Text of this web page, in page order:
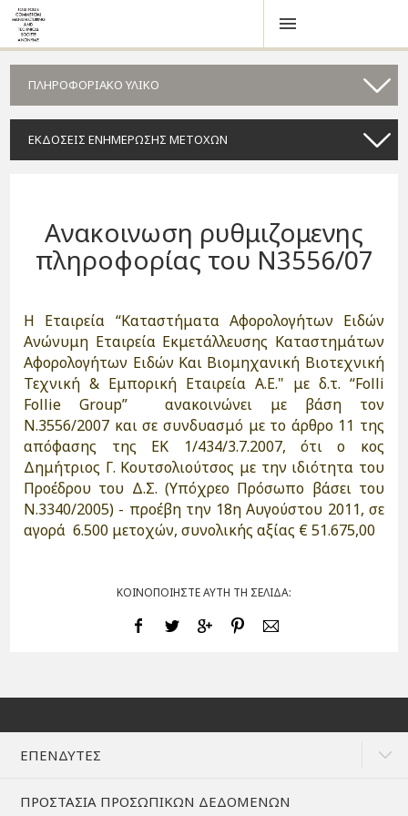
ΠΛΗΡΟΦΟΡΙΑΚΟ ΥΛΙΚΟ
ΕΚΔΟΣΕΙΣ ΕΝΗΜΕΡΩΣΗΣ ΜΕΤΟΧΩΝ
Ανακοινωση ρυθμιζομενης
πληροφορίας του Ν3556/07
H Εταιρεία “Καταστήματα Αφορολογήτων Ειδών
Ανώνυμη Εταιρεία Εκμετάλλευσης Καταστημάτων
Αφορολογήτων Ειδών Και Βιομηχανική Βιοτεχνική
Τεχνική & Εμπορική Εταιρεία A.E." με δ.τ. “Folli
Follie Group” ανακοινώνει με βάση τον
Ν.3556/2007 και σε συνδυασμό με το άρθρο 11 της
απόφασης της ΕΚ 1/434/3.7.2007, ότι ο κος
Δημήτριος Γ. Κουτσολιούτσος με την ιδιότητα του
Προέδρου του Δ.Σ. (Υπόχρεο Πρόσωπο βάσει του
Ν.3340/2005) - προέβη την 18η Αυγούστου 2011, σε
αγορά 6.500 μετοχών, συνολικής αξίας € 51.675,00
ΚΟΙΝΟΠΟΙΗΣΤΕ ΑΥΤΗ ΤΗ ΣΕΛΙΔΑ:
ΕΠΕΝΔΥΤΕΣ
ΠΡΟΣΤΑΣΙΑ ΠΡΟΣΩΠΙΚΩΝ ΔΕΔΟΜΕΝΩΝ